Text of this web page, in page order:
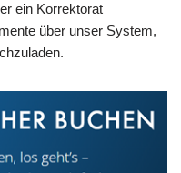
ein Korrektorat
über unser System,